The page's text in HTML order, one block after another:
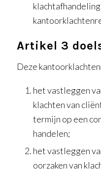
Artikel 3
Deze
het vastleggen
klachten van
termijn op een
handelen;
het vastleggen
oorzaken van